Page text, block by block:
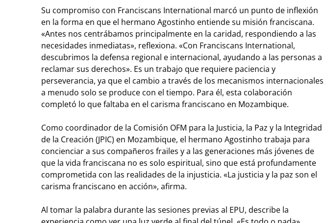
Su compromiso con Franciscans International marcó un punto de inflexión
en la forma en que el hermano Agostinho entiende su misión franciscana.
«Antes nos centrábamos principalmente en la caridad, respondiendo a las
necesidades inmediatas», reflexiona. «Con Franciscans International,
descubrimos la defensa regional e internacional, ayudando a las personas a
reclamar sus derechos». Es un trabajo que requiere paciencia y
perseverancia, ya que el cambio a través de los mecanismos internacionales
a menudo solo se produce con el tiempo. Para él, esta colaboración
completó lo que faltaba en el carisma franciscano en Mozambique.
Como coordinador de la Comisión OFM para la Justicia, la Paz y la Integridad
de la Creación (JPIC) en Mozambique, el hermano Agostinho trabaja para
concienciar a sus compañeros frailes y a las generaciones más jóvenes de
que la vida franciscana no es solo espiritual, sino que está profundamente
comprometida con las realidades de la injusticia. «La justicia y la paz son el
carisma franciscano en acción», afirma.
Al tomar la palabra durante las sesiones previas al EPU, describe la